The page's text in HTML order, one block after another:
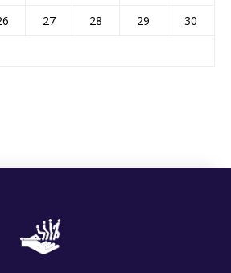
27 28 29
30